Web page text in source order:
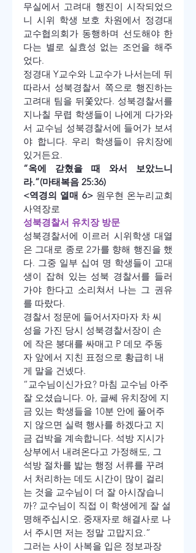
무실에서 고려대 행진이 시작되었으
니 시위 학생 보호 차원에서 정경대
교수협의회가 동행하며 선도해야 한
다는 별로 실효성 없는 조언을 해주
었다.
정경대 Y교수와 L교수가 나서는데 뒤
따라서 성북경찰서 쪽으로 행진하는
고려대 팀을 뒤쫓았다. 성북경찰서를
지나칠 무렵 학생들이 나에게 다가와
서 교수님 성북경찰서에 들어가 보셔
야 합니다. 우리 학생들이 유치장에
있거든요.
“옥에 갇혔을 때 와서 보았느니
라.”(마태복음 25:36)
<역경의 열매 6> 원우현 온누리교회
사역장로
성북경찰서 유치장 방문
성북경찰서에 이르러 시위학생 대열
은 그대로 종로 2가를 향해 행진을 했
다. 그중 일부 십여 명 학생들이 고대
생이 잡혀 있는 성북 경찰서를 들러
가야 한다고 소리쳐서 나는 그 권유
를 따랐다.
경찰서 정문에 들어서자마자 차 씨
성을 가진 당시 성북경찰서장이 손
에 작은 붕대를 싸매고 P 데모 주동
자 앞에서 지친 표정으로 황급히 내
게 말을 건넸다.
“교수님이신가요? 마침 교수님 아주
잘 오셨습니다. 아, 글쎄 유치장에 지
금 있는 학생들을 10분 안에 풀어주
지 않으면 실력 행사를 하겠다고 지
금 겁박을 계속합니다. 석방 지시가
상부에서 내려온다고 가정해도, 그
석방 절차를 밟는 행정 서류를 꾸려
서 처리하는 데도 시간이 많이 걸리
는 것을 교수님이 더 잘 아시잖습니
까? 교수님이 직접 이 학생에게 잘 설
명해주십시오. 중재자로 해결사로 나
서 주시면 저는 정말 고맙지요.”
그러는 사이 사복을 입은 정보과장